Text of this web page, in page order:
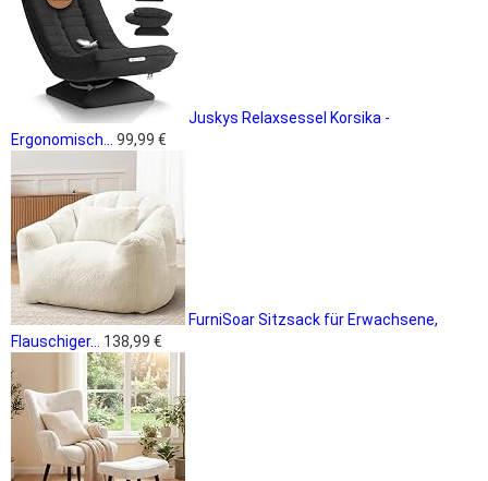
Juskys Relaxsessel Korsika -
Ergonomisch...
99,99 €
FurniSoar Sitzsack für Erwachsene,
Flauschiger...
138,99 €